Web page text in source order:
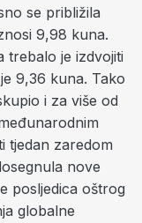
se približila
9,98 kuna.
trebalo je izdvojiti
9,36 kuna. Tako
i za više od
tjedan zaredom
nove
posljedica oštrog
globalne